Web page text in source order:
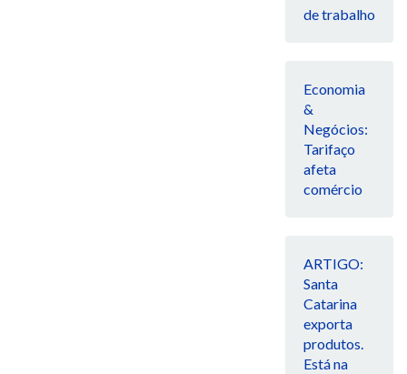
de trabalho
Economia
&
Negócios:
Tarifaço
afeta
comércio
ARTIGO:
Santa
Catarina
exporta
produtos.
Está na